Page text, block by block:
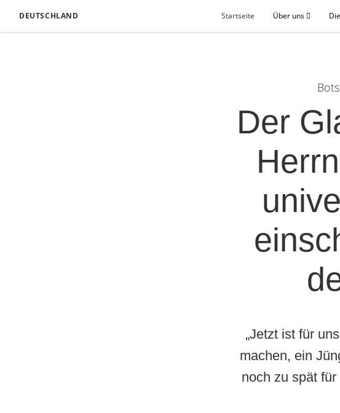
DEUTSCHLAND Startseite Über uns
Der
„Jetzt ist für
machen, ein
noch zu spät